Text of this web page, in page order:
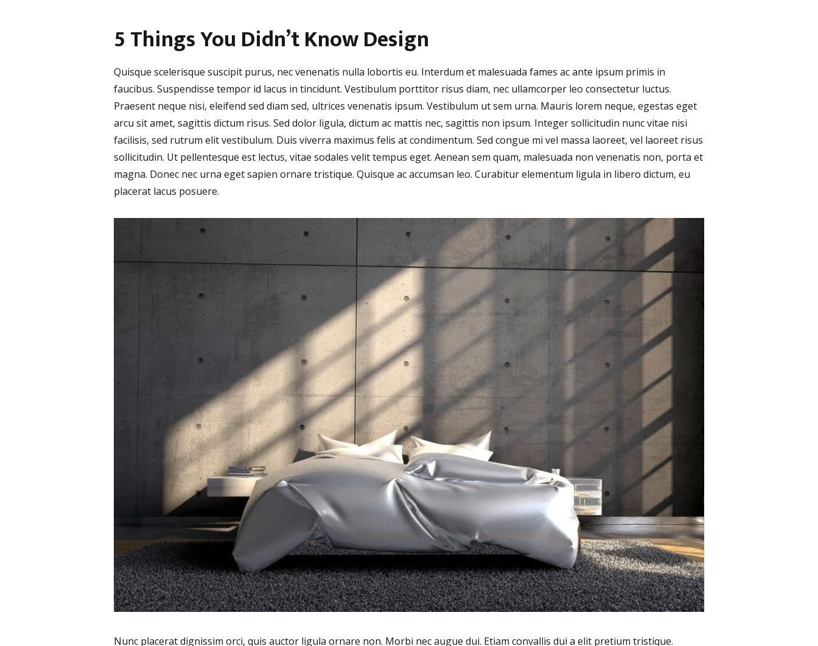
5 Things You Didn’t Know Design
Quisque scelerisque suscipit purus, nec venenatis nulla lobortis eu. Interdum et malesuada fames ac ante ipsum primis in
faucibus. Suspendisse tempor id lacus in tincidunt. Vestibulum porttitor risus diam, nec ullamcorper leo consectetur luctus.
Praesent neque nisi, eleifend sed diam sed, ultrices venenatis ipsum. Vestibulum ut sem urna. Mauris lorem neque, egestas eget
arcu sit amet, sagittis dictum risus. Sed dolor ligula, dictum ac mattis nec, sagittis non ipsum. Integer sollicitudin nunc vitae nisi
facilisis, sed rutrum elit vestibulum. Duis viverra maximus felis at condimentum. Sed congue mi vel massa laoreet, vel laoreet risus
sollicitudin. Ut pellentesque est lectus, vitae sodales velit tempus eget. Aenean sem quam, malesuada non venenatis non, porta et
magna. Donec nec urna eget sapien ornare tristique. Quisque ac accumsan leo. Curabitur elementum ligula in libero dictum, eu
placerat lacus posuere.
Nunc placerat dignissim orci, quis auctor ligula ornare non. Morbi nec augue dui. Etiam convallis dui a elit pretium tristique.